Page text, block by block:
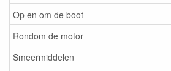
Op en om de boot
Rondom de motor
Smeermiddelen